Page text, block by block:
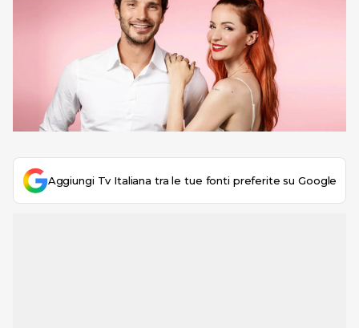
Aggiungi Tv Italiana tra le tue fonti preferite su Google